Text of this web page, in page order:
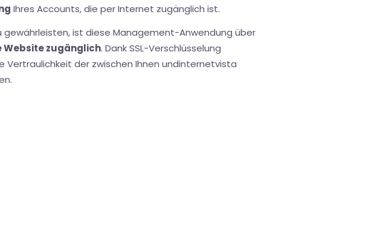
Ihres Accounts, die per Internet zugänglich ist.
gewährleisten, ist diese Management-Anwendung über
zugänglich. Dank SSL-Verschlüsselung
der zwischen Ihnen undinternetvista